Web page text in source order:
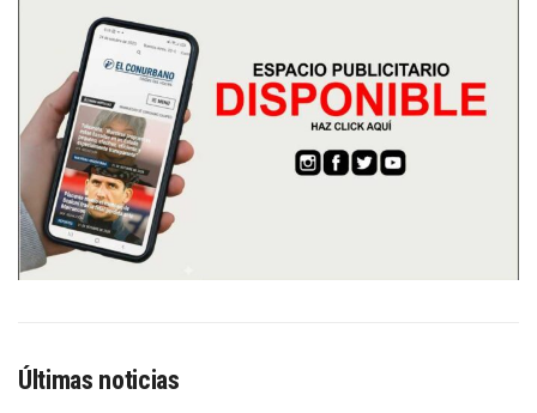
Últimas noticias